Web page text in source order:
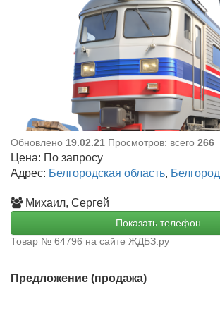
Обновлено 19.02.21 Просмотров: всего 266
Цена: По запросу
Адрес: Белгородская область, Белгород
Михаил, Сергей
Показать телефон
Товар № 64796 на сайте ЖДБЗ.ру
Предложение (продажа)